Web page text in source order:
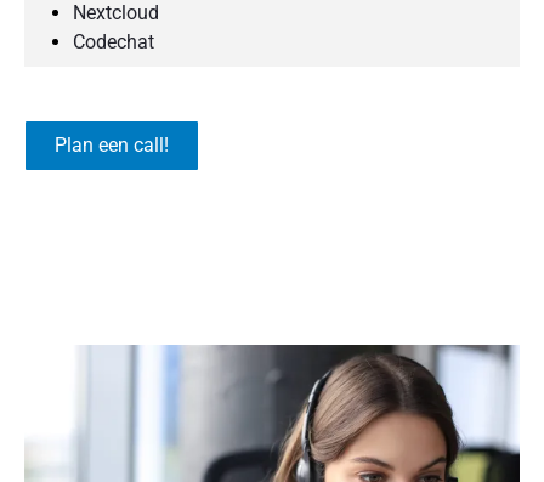
Nextcloud
Codechat
Plan een call!